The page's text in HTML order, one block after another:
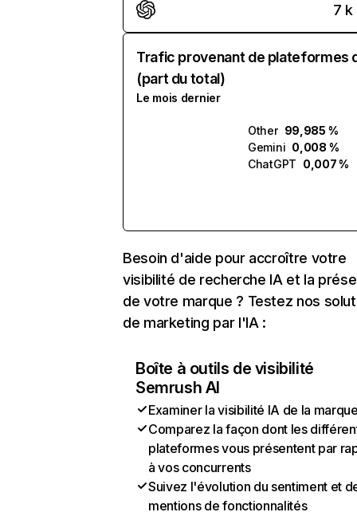
7 k
Trafic provenant de plateformes
(part du total)
Le mois dernier
Other 99,985 %
Gemini 0,008 %
ChatGPT 0,007 %
Besoin d'aide pour accroître votre
visibilité de recherche IA et la
de votre marque ? Testez nos
de marketing par l'IA :
Boîte à outils de visibilité
Semrush AI
Examiner la visibilité IA de la
Comparez la façon dont les
plateformes vous présentent par
à vos concurrents
Suivez l'évolution du sentiment et
mentions de fonctionnalités